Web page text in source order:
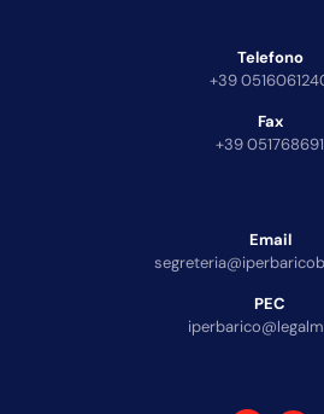
Telefono
+39
Fax
+39 051768691
Email
PEC